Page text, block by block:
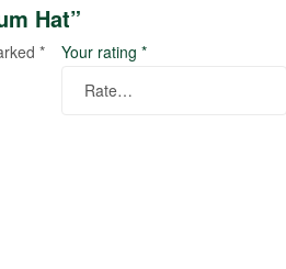
Hat”
* Your rating *